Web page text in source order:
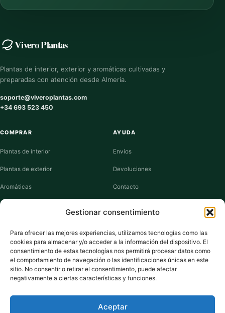
Gestionar consentimiento
Para ofrecer las mejores experiencias, utilizamos tecnologías como las
cookies para almacenar y/o acceder a la información del dispositivo. El
consentimiento de estas tecnologías nos permitirá procesar datos como
el comportamiento de navegación o las identificaciones únicas en este
sitio. No consentir o retirar el consentimiento, puede afectar
negativamente a ciertas características y funciones.
Aceptar
Vivero Plantas
Plantas de interior, exterior y aromáticas cultivadas y
preparadas con atención desde Almería.
soporte@viveroplantas.com
+34 693 523 450
COMPRAR
Plantas de interior
Plantas de exterior
Aromáticas
Suculentas
AYUDA
Envíos
Devoluciones
Contacto
VIVERO PLANTAS
Sobre nosotros
Puntos y recompensas